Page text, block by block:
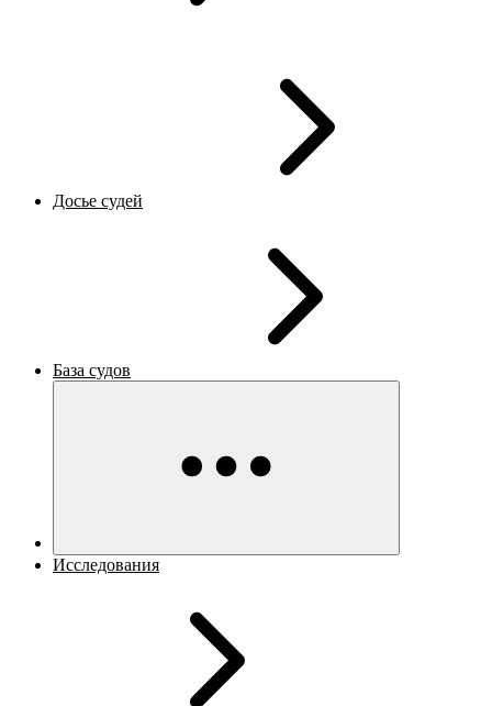
Досье судей
База судов
Исследования